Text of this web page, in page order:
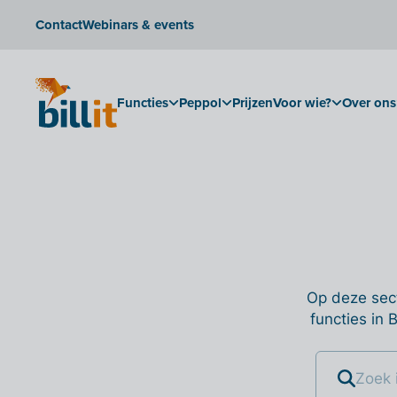
ContactWebinars & events
Functies Peppol PrijzenVoor wie? Over ons
Op deze
functies in